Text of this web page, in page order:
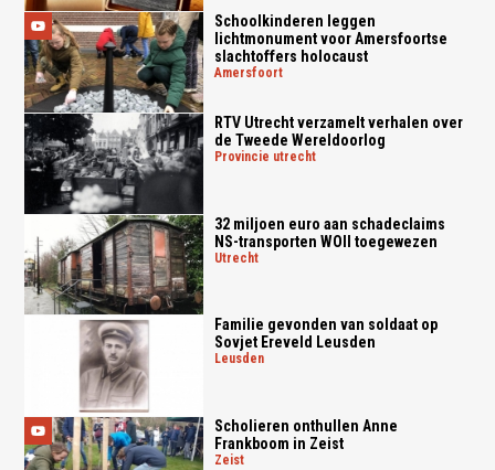
Schoolkinderen leggen
lichtmonument voor Amersfoortse
slachtoffers holocaust
amersfoort
RTV Utrecht verzamelt verhalen over
de Tweede Wereldoorlog
provincie utrecht
32 miljoen euro aan schadeclaims
NS-transporten WOII toegewezen
utrecht
Familie gevonden van soldaat op
Sovjet Ereveld Leusden
leusden
Scholieren onthullen Anne
Frankboom in Zeist
zeist